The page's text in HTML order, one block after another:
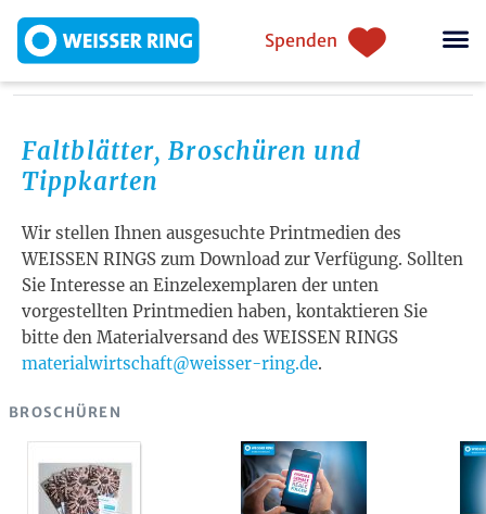
Spenden
Faltblätter, Broschüren und
Tippkarten
Wir stellen Ihnen ausgesuchte Printmedien des
WEISSEN RINGS zum Download zur Verfügung. Sollten
Sie Interesse an Einzelexemplaren der unten
vorgestellten Printmedien haben, kontaktieren Sie
bitte den Materialversand des WEISSEN RINGS
materialwirtschaft@weisser-ring.de.
BROSCHÜREN